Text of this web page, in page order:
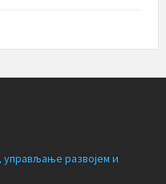
развојем и